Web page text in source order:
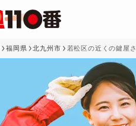
福岡県 北九州市 若松区の近くの鍵屋